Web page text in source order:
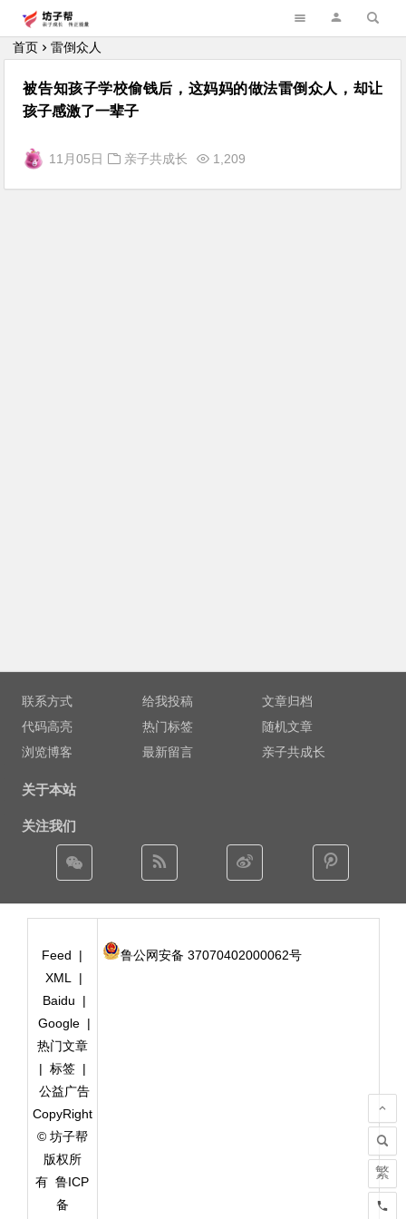
坊子帮
首页 雷倒众人
被告知孩子学校偷钱后，这妈妈的做法雷倒众人，却让
孩子感激了一辈子
11月05日 亲子共成长 1,209
联系方式 给我投稿
文章归档
代码高亮
热门标签
随机文章
浏览博客
最新留言 亲子共成长
关于本站
关注我们
Feed |
XML
|
Baidu |
Google|
热门文章
| 标签|
公益广告
CopyRight
© 坊子帮
版权所
有 鲁ICP
备
鲁公网安备 37070402000062号
繁